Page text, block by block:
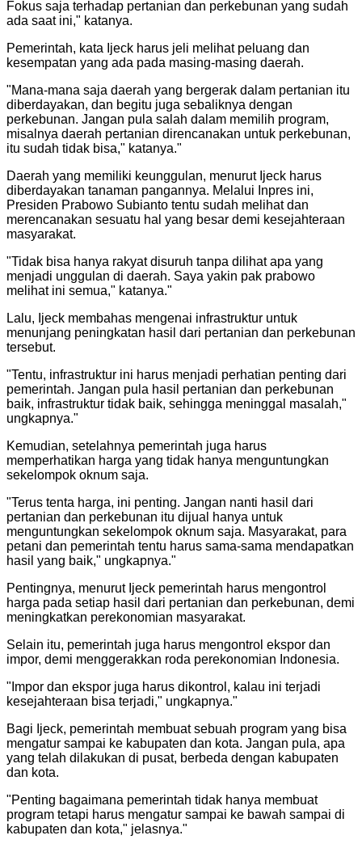
Fokus saja terhadap pertanian dan perkebunan yang sudah
ada saat ini," katanya.
Pemerintah, kata Ijeck harus jeli melihat peluang dan
kesempatan yang ada pada masing-masing daerah.
"Mana-mana saja daerah yang bergerak dalam pertanian itu
diberdayakan, dan begitu juga sebaliknya dengan
perkebunan. Jangan pula salah dalam memilih program,
misalnya daerah pertanian direncanakan untuk perkebunan,
itu sudah tidak bisa," katanya."
Daerah yang memiliki keunggulan, menurut Ijeck harus
diberdayakan tanaman pangannya. Melalui Inpres ini,
Presiden Prabowo Subianto tentu sudah melihat dan
merencanakan sesuatu hal yang besar demi kesejahteraan
masyarakat.
"Tidak bisa hanya rakyat disuruh tanpa dilihat apa yang
menjadi unggulan di daerah. Saya yakin pak prabowo
melihat ini semua," katanya."
Lalu, Ijeck membahas mengenai infrastruktur untuk
menunjang peningkatan hasil dari pertanian dan perkebunan
tersebut.
"Tentu, infrastruktur ini harus menjadi perhatian penting dari
pemerintah. Jangan pula hasil pertanian dan perkebunan
baik, infrastruktur tidak baik, sehingga meninggal masalah,"
ungkapnya."
Kemudian, setelahnya pemerintah juga harus
memperhatikan harga yang tidak hanya menguntungkan
sekelompok oknum saja.
"Terus tenta harga, ini penting. Jangan nanti hasil dari
pertanian dan perkebunan itu dijual hanya untuk
menguntungkan sekelompok oknum saja. Masyarakat, para
petani dan pemerintah tentu harus sama-sama mendapatkan
hasil yang baik," ungkapnya."
Pentingnya, menurut Ijeck pemerintah harus mengontrol
harga pada setiap hasil dari pertanian dan perkebunan, demi
meningkatkan perekonomian masyarakat.
Selain itu, pemerintah juga harus mengontrol ekspor dan
impor, demi menggerakkan roda perekonomian Indonesia.
" Impor dan ekspor juga harus dikontrol, kalau ini terjadi
kesejahteraan bisa terjadi," ungkapnya."
Bagi Ijeck, pemerintah membuat sebuah program yang bisa
mengatur sampai ke kabupaten dan kota. Jangan pula, apa
yang telah dilakukan di pusat, berbeda dengan kabupaten
dan kota.
"Penting bagaimana pemerintah tidak hanya membuat
program tetapi harus mengatur sampai ke bawah sampai di
kabupaten dan kota," jelasnya."